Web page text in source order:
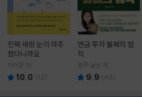
진짜 새랑 눈이 마주
쳤다니까요
이이은 저
10.0 (12)
연금 투자 불패의 법
칙
영주 닐슨 저
9.9 (43)